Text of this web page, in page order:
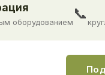
оборудованием
📞